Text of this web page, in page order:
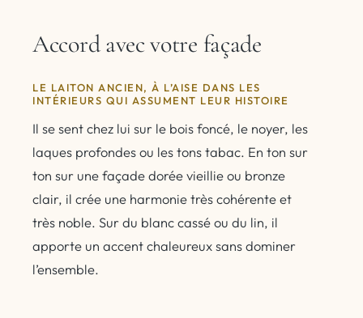
Accord avec votre façade
LE LAITON ANCIEN, À L’AISE DANS LES
INTÉRIEURS QUI ASSUMENT LEUR HISTOIRE
Il se sent chez lui sur le bois foncé, le noyer, les
laques profondes ou les tons tabac. En ton sur
ton sur une façade dorée vieillie ou bronze
clair, il crée une harmonie très cohérente et
très noble. Sur du blanc cassé ou du lin, il
apporte un accent chaleureux sans dominer
l’ensemble.